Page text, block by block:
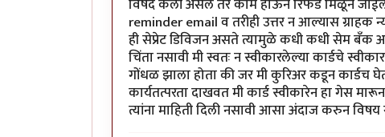
विषद केली असेल तर काम होऊन रिफंड मिळून
reminder email व तरीही उत्तर न आल्यास
ही सेप्रेट डिविजन असते त्यामुळे कधी कधी सेम बँक
चिंता नसावी मी स्वतः न स्वीकारलेल्या कार्डचे
गोंधळ झाला होता की जर मी कुरिअर कडून कार्डच
कार्यतत्परता दाखवत मी कार्ड स्वीकारेन हा गेस
त्यांना माहिती दिली नसावी आसा अंदाज करुन विषय